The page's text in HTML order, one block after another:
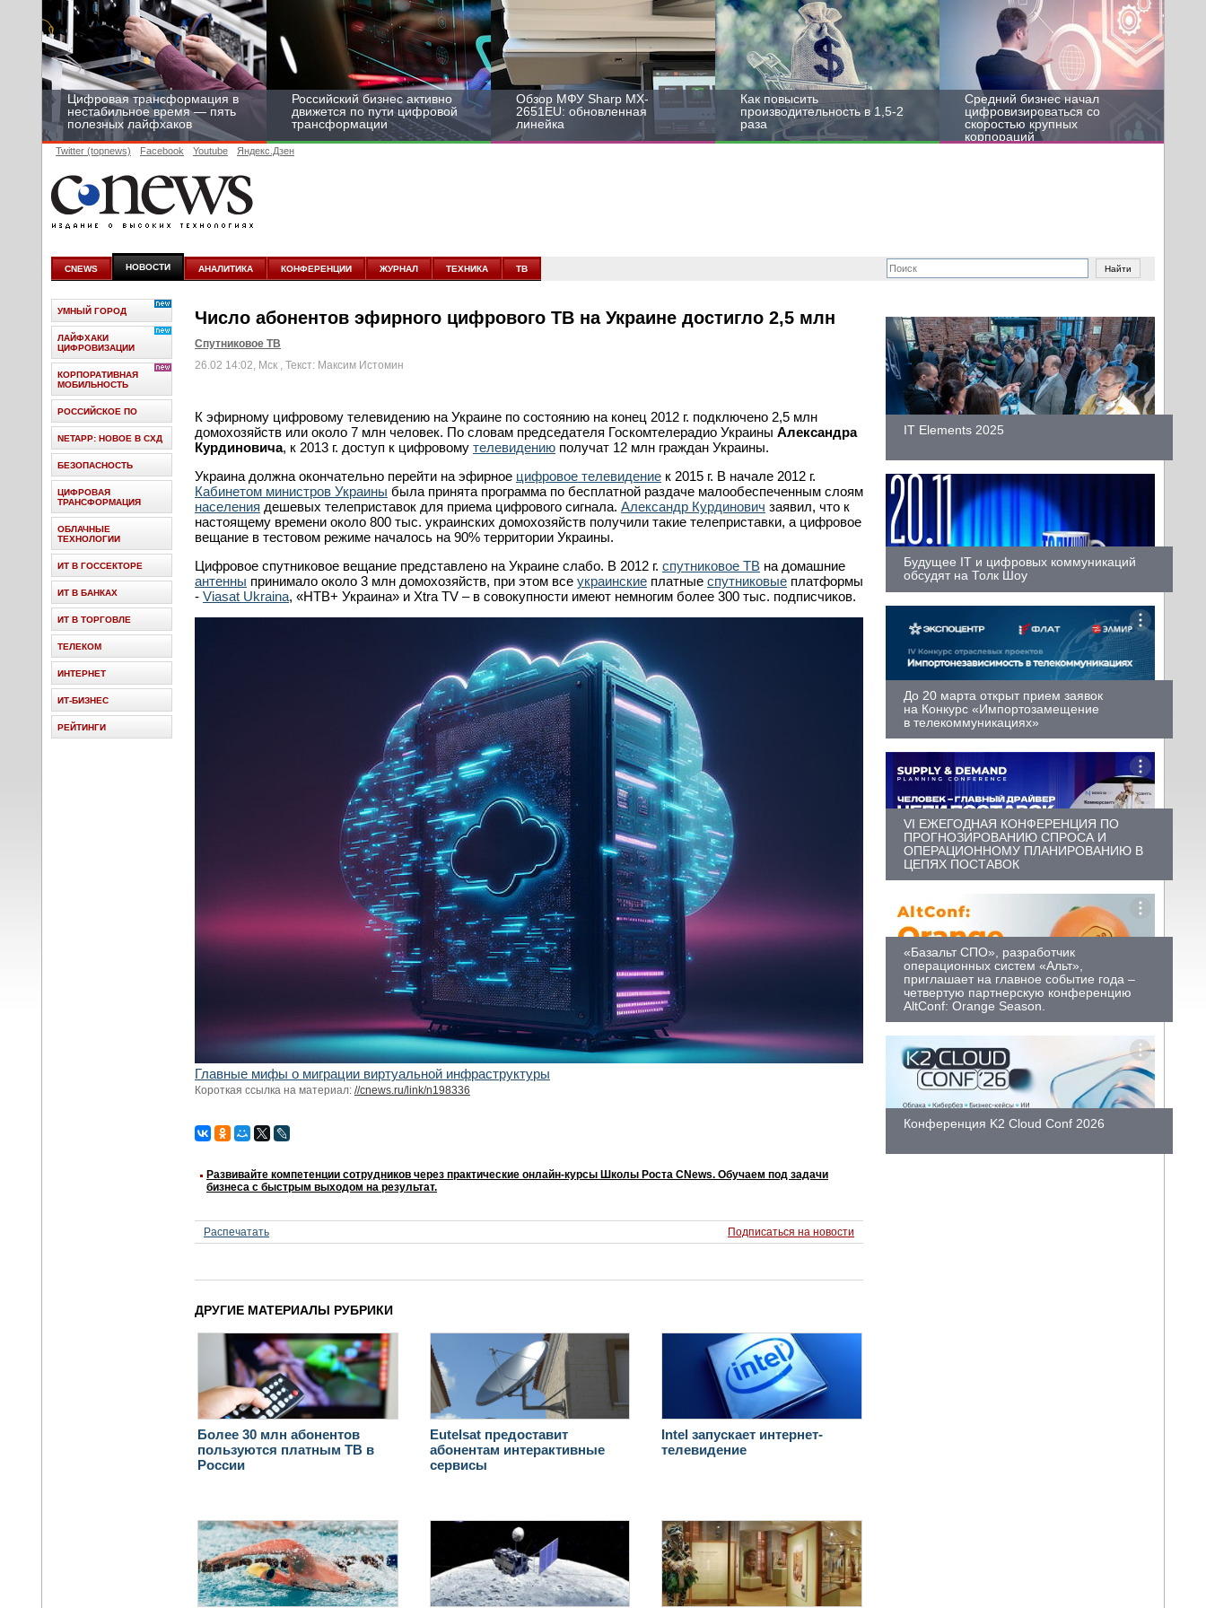
Цифровая трансформация в
нестабильное время — пять
полезных лайфхаков
Российский бизнес активно
движется по пути цифровой
трансформации
Обзор МФУ Sharp MX-
2651EU: обновленная
линейка
Как повысить
производительность в 1,5-2
раза
Средний бизнес начал
цифровизироваться со
скоростью крупных
корпораций
Twitter (topnews) Facebook Youtube Яндекс.Дзен
CNEWS НОВОСТИ АНАЛИТИКА КОНФЕРЕНЦИИ ЖУРНАЛ ТЕХНИКА ТВ
Число абонентов эфирного цифрового ТВ на Украине достигло 2,5 млн
Спутниковое ТВ
26.02 14:02, Мск , Текст: Максим Истомин
К эфирному цифровому телевидению на Украине по состоянию на конец 2012 г. подключено 2,5 млн
домохозяйств или около 7 млн человек. По словам председателя Госкомтелерадио Украины Александра
Курдиновича, к 2013 г. доступ к цифровому телевидению получат 12 млн граждан Украины.
Украина должна окончательно перейти на эфирное цифровое телевидение к 2015 г. В начале 2012 г.
Кабинетом министров Украины была принята программа по бесплатной раздаче малообеспеченным слоям
населения дешевых телеприставок для приема цифрового сигнала. Александр Курдинович заявил, что к
настоящему времени около 800 тыс. украинских домохозяйств получили такие телеприставки, а цифровое
вещание в тестовом режиме началось на 90% территории Украины.
Цифровое спутниковое вещание представлено на Украине слабо. В 2012 г. спутниковое ТВ на домашние
антенны принимало около 3 млн домохозяйств, при этом все украинские платные спутниковые платформы
- Viasat Ukraina, «НТВ+ Украина» и Xtra TV – в совокупности имеют немногим более 300 тыс. подписчиков.
Главные мифы о миграции виртуальной инфраструктуры
Короткая ссылка на материал: //cnews.ru/link/n198336
Развивайте компетенции сотрудников через практические онлайн-курсы Школы Роста CNews. Обучаем под задачи
бизнеса с быстрым выходом на результат.
Распечатать Подписаться на новости
ДРУГИЕ МАТЕРИАЛЫ РУБРИКИ
Более 30 млн абонентов
пользуются платным ТВ в
России
Eutelsat предоставит
абонентам интерактивные
сервисы
Intel запускает интернет-
телевидение
IT Elements 2025
Будущее IT и цифровых коммуникаций
обсудят на Толк Шоу
До 20 марта открыт прием заявок
на Конкурс «Импортозамещение
в телекоммуникациях»
VI ЕЖЕГОДНАЯ КОНФЕРЕНЦИЯ ПО
ПРОГНОЗИРОВАНИЮ СПРОСА И
ОПЕРАЦИОННОМУ ПЛАНИРОВАНИЮ В
ЦЕПЯХ ПОСТАВОК
«Базальт СПО», разработчик
операционных систем «Альт»,
приглашает на главное событие года –
четвертую партнерскую конференцию
AltConf: Orange Season.
Конференция K2 Cloud Conf 2026
УМНЫЙ ГОРОД
ЛАЙФХАКИ
ЦИФРОВИЗАЦИИ
КОРПОРАТИВНАЯ
МОБИЛЬНОСТЬ
РОССИЙСКОЕ ПО
NETAPP: НОВОЕ В СХД
БЕЗОПАСНОСТЬ
ЦИФРОВАЯ
ТРАНСФОРМАЦИЯ
ОБЛАЧНЫЕ
ТЕХНОЛОГИИ
ИТ В ГОССЕКТОРЕ
ИТ В БАНКАХ
ИТ В ТОРГОВЛЕ
ТЕЛЕКОМ
ИНТЕРНЕТ
ИТ-БИЗНЕС
РЕЙТИНГИ